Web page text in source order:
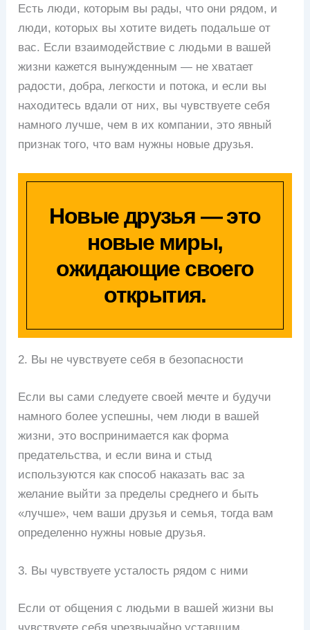
Есть люди, которым вы рады, что они рядом, и
люди, которых вы хотите видеть подальше от
вас. Если взаимодействие с людьми в вашей
жизни кажется вынужденным — не хватает
радости, добра, легкости и потока, и если вы
находитесь вдали от них, вы чувствуете себя
намного лучше, чем в их компании, это явный
признак того, что вам нужны новые друзья.
Новые друзья — это
новые миры,
ожидающие своего
открытия.
2. Вы не чувствуете себя в безопасности
Если вы сами следуете своей мечте и будучи
намного более успешны, чем люди в вашей
жизни, это воспринимается как форма
предательства, и если вина и стыд
используются как способ наказать вас за
желание выйти за пределы среднего и быть
«лучше», чем ваши друзья и семья, тогда вам
определенно нужны новые друзья.
3. Вы чувствуете усталость рядом с ними
Если от общения с людьми в вашей жизни вы
чувствуете себя чрезвычайно уставшим,